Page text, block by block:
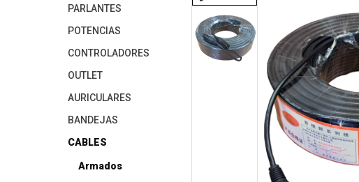
PARLANTES
POTENCIAS
CONTROLADORES
OUTLET
AURICULARES
BANDEJAS
CABLES
Armados